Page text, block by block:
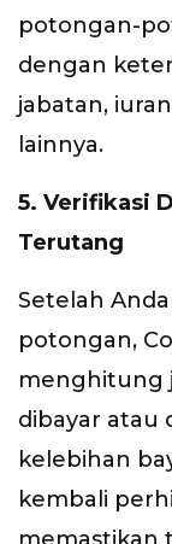
potongan-
dengan
jabatan,
lainnya.
5. Verifikasi
Terutang
Setelah
potongan,
menghitung
dibayar atau
kelebihan
kembali